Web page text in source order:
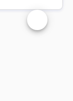
Changer la